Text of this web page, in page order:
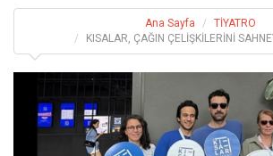
Ana Sayfa
TİYATRO
KISALAR, ÇAĞIN ÇELİŞKİLERİNİ